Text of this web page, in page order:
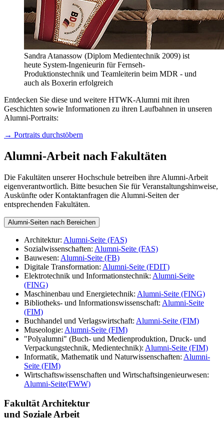
Sandra Atanassow (Diplom Medientechnik 2009) ist
heute System-Ingenieurin für Fernseh-
Produktionstechnik und Teamleiterin beim MDR - und
auch als Boxerin erfolgreich
Entdecken Sie diese und weitere HTWK-Alumni mit ihren
Geschichten sowie Informationen zu ihren Laufbahnen in unseren
Alumni-Portraits:
→ Portraits durchstöbern
Alumni-Arbeit nach Fakultäten
Die Fakultäten unserer Hochschule betreiben ihre Alumni-Arbeit
eigenverantwortlich. Bitte besuchen Sie für Veranstaltungshinweise,
Auskünfte oder Kontaktanfragen die Alumni-Seiten der
entsprechenden Fakultäten.
Alumni-Seiten nach Bereichen
Architektur: Alumni-Seite (FAS)
Sozialwissenschaften: Alumni-Seite (FAS)
Bauwesen: Alumni-Seite (FB)
Digitale Transformation: Alumni-Seite (FDIT)
Elektrotechnik und Informationstechnik: Alumni-Seite
(FING)
Maschinenbau und Energietechnik: Alumni-Seite (FING)
Bibliotheks- und Informationswissenschaft: Alumni-Seite
(FIM)
Buchhandel und Verlagswirtschaft: Alumni-Seite (FIM)
Museologie: Alumni-Seite (FIM)
"Polyalumni" (Buch- und Medienproduktion, Druck- und
Verpackungstechnik, Medientechnik): Alumni-Seite (FIM)
Informatik, Mathematik und Naturwissenschaften: Alumni-
Seite (FIM)
Wirtschaftswissenschaften und Wirtschaftsingenieurwesen:
Alumni-Seite(FWW)
Fakultät Architektur
und Soziale Arbeit